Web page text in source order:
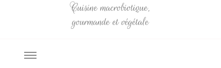
Cuisine macrobiotique,
gourmande et végétale